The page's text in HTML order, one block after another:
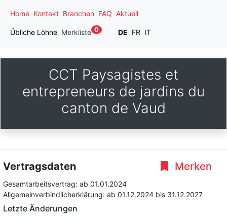
Home Kontakt Branchen FAQ Aktuell
Übliche Löhne Merkliste 0 DE FR IT
CCT Paysagistes et
entrepreneurs de jardins du
canton de Vaud
Merken
Vertragsdaten
Gesamtarbeitsvertrag: ab 01.01.2024
Allgemeinverbindlicherklärung: ab 01.12.2024 bis 31.12.2027
Letzte Änderungen